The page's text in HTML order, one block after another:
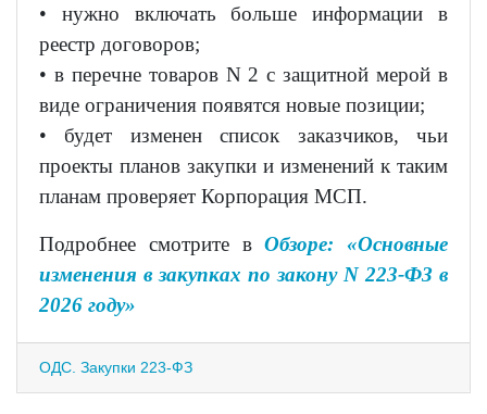
• нужно включать больше информации в
реестр договоров;
• в перечне товаров N 2 с защитной мерой в
виде ограничения появятся новые позиции;
• будет изменен список заказчиков, чьи
проекты планов закупки и изменений к таким
планам проверяет Корпорация МСП.
Подробнее смотрите вОбзоре: «Основные
изменения в закупках по закону N 223-ФЗ в
2026 году»
ОДС. Закупки 223-ФЗ